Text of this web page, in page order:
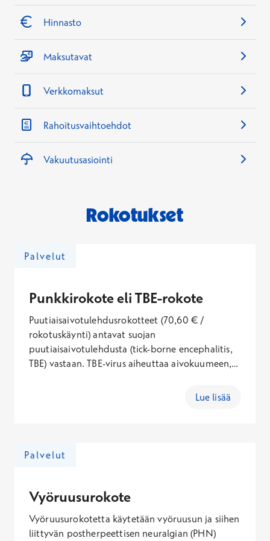
189,00 €
Ei Kela-korvausta
Koronarokotus
Hinta
139,00 €
Ei Kela-korvausta
Meningokokkirokote ACWY rokotuskäynti
Ei Kela-korvausta
Meningokokkirokote B rokotuskäynti
Hinta
Ei Kela-korvausta
Denque rokotuskäynti
Japanin aivotulehdus rokotuskäynti
203,00 €
Ei Kela-korvausta
Hinnasto
Maksutavat
Verkkomaksut
Rahoitusvaihtoehdot
Vakuutusasiointi
Rokotukset
Palvelut
Punkkirokote eli TBE-rokote
Puutiaisaivotulehdusrokotteet (70,60 € /
rokotuskäynti) antavat suojan
puutiaisaivotulehdusta (tick-borne encephalitis,
TBE) vastaan. TBE-virus aiheuttaa aivokuumeen,
keskushermostollisia jälkioireita. Rokotussuojan
Lue lisää
Palvelut
Vyöruusurokote
Vyöruusurokotetta käytetään vyöruusun ja siihen
liittyvän postherpeettisen neuralgian (PHN)